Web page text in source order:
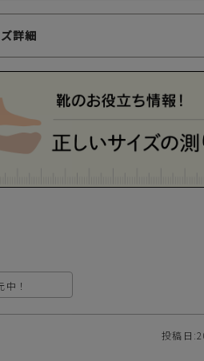
詳細
中！
投稿日
ード会社がお使いいただけます。
は、お客様がお持ちのクレジットカード会社の会
指定の口座から引落としさせていただきます。